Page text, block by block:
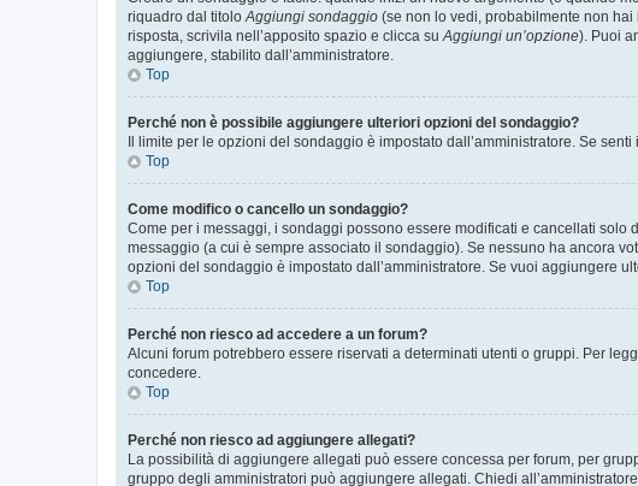
riquadro dal titoloAggiungi sondaggio (se non lo vedi, probabilmente non
risposta, scrivila nell’apposito spazio e clicca suAggiungi un’opzione). Puoi
aggiungere, stabilito dall’amministratore.
Top
Perché non è possibile aggiungere ulteriori opzioni del sondaggio?
Il limite per le opzioni del sondaggio è impostato dall’amministratore. Se
Top
Come modifico o cancello un sondaggio?
Come per i messaggi, i sondaggi possono essere modificati e cancellati
messaggio (a cui è sempre associato il sondaggio). Se nessuno ha ancora
opzioni del sondaggio è impostato dall’amministratore. Se vuoi aggiungere
Top
Perché non riesco ad accedere a un forum?
Alcuni forum potrebbero essere riservati a determinati utenti o gruppi. Per
concedere.
Top
Perché non riesco ad aggiungere allegati?
La possibilità di aggiungere allegati può essere concessa per forum, per
gruppo degli amministratori può aggiungere allegati. Chiedi